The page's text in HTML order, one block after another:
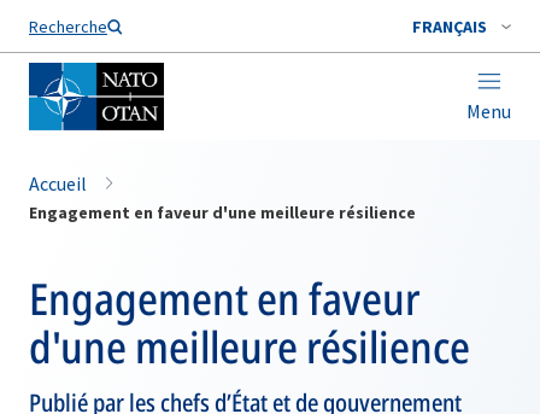
Recherche FRANÇAIS
Menu
Nom de famille*
Accueil
Engagement en faveur d'une meilleure résilience
Engagement en faveur
d'une meilleure résilience
Publié par les chefs d’État et de gouvernement